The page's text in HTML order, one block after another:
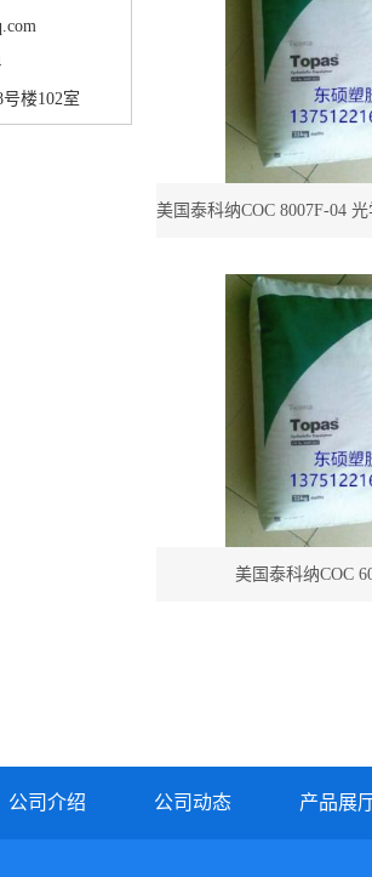
楼102室
美国泰科纳COC 8007F-04
美国泰科纳COC
公司介绍 公司动态 产品展